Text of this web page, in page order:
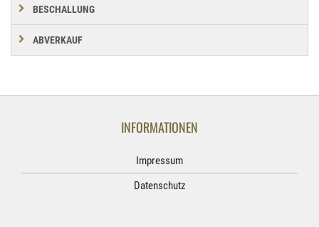
BESCHALLUNG
ABVERKAUF
INFORMATIONEN
Impressum
Datenschutz